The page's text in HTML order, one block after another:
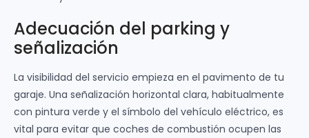
Adecuación del parking y
señalización
La visibilidad del servicio empieza en el pavimento de tu
garaje. Una señalización horizontal clara, habitualmente
con pintura verde y el símbolo del vehículo eléctrico, es
vital para evitar que coches de combustión ocupen las